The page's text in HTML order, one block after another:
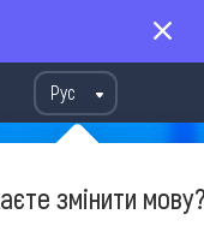
Рус
змінити
тура